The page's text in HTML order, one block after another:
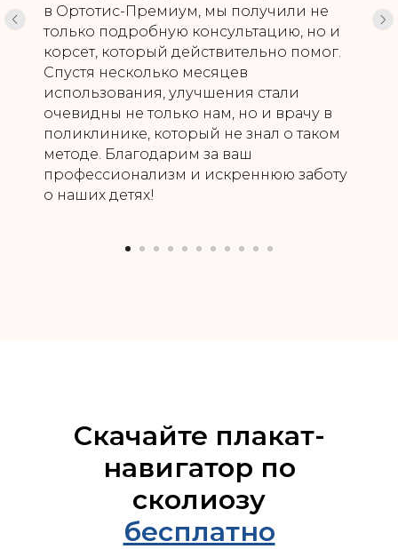
в Ортотис-Премиум, мы получили не
только подробную консультацию, но и
корсет, который действительно помог.
Спустя несколько месяцев
использования, улучшения стали
очевидны не только нам, но и врачу в
поликлинике, который не знал о таком
методе. Благодарим за ваш
профессионализм и искреннюю заботу
о наших детях!
Скачайте плакат-
навигатор по
сколиозу
бесплатно